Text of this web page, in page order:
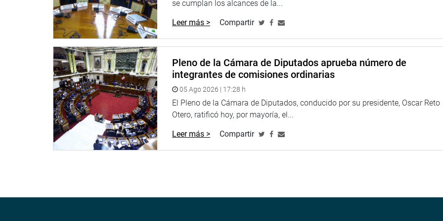
“El trabajo de prevención es clave para evitar mayores impactos en nuestra región. Necesitamos fortalecer la
intervención de Defensa Civil y construir infraestructura resistente,”* señaló Kenny Menéndez.
REASENTAMIENTO DEL CPM MIRAVE EN ILABAYA
El alcalde del distrito de Ilabaya, Juan Ordoñez Miranda, presentó un informe sobre la situación actual del Plan
de Reasentamiento Poblacional del CPM Mirave, ubicado en Pampa Mesa Grande 1.
Este plan se desarrolla en el marco de la Ley 29869, que regula el reasentamiento poblacional en zonas de muy
alto riesgo no mitigable, y su reglamento establecido en el Decreto Supremo Nº 142-2021-PCM.
La propuesta de reubicación incluye: Reabilitación urbana, proyectos de inversión para servicios básicos,
construcción de equipamientos urbanos, como colegios, centros de salud, mercado vecinal, comisaría e iglesia.
“La reubicación de Mirave es una prioridad para brindar condiciones de vida dignas y proteger a la población de
futuros desastres,” aseguró Ordoñez Miranda.
se cumplan los alcances de la...
Leer más > Compartir
Pleno de la Cámara de Diputados aprueba número de
integrantes de comisiones ordinarias
05 Ago 2026 | 17:28 h
El Pleno de la Cámara de Diputados, conducido por su presidente, Oscar Reto
Otero, ratificó hoy, por mayoría, el...
Leer más > Compartir